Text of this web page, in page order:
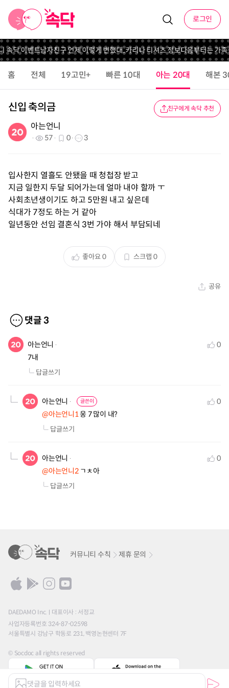
로그인
속닥 이벤트남자친구 언제 이렇게 변했대..카리나 티셔츠 정보다음부터는 가족
홈 전체 19고민+ 빠른 10대 아는 20대 해본
신입 축의금 친구에게 속닥 추천
아는언니
57 0 3
입사한지 열흘도 안됐을 때 청첩장 받고
지금 일한지 두달 되어가는데 얼마 내야 할까 ㅜ
사회초년생이기도 하고 5만원 내고 싶은데
식대가 7정도 하는 거 같아
일년동안 선임 결혼식 3번 가야 해서 부담되네
좋아요0 스크랩 0
공유
댓글3
아는언니
0
7내
답글쓰기
아는언니 글쓴이
0
@아는언니1 웅 7 많이 내?
답글쓰기
아는언니
0
@아는언니2 ㄱㅊ아
답글쓰기
커뮤니티 수칙 제휴 문의
DAEDAMO Inc.
대표이사 : 서정교
사업자등록번호 324-87-02598
서울특별시 강남구 학동로 231, 백영논현센터 7F
© Socdoc all rights reserved